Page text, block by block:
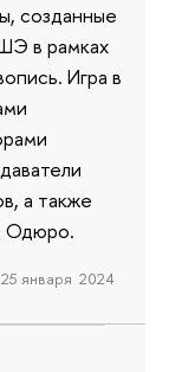
созданные
в рамках
Игра в
а также
Одюро.
25 января 2024